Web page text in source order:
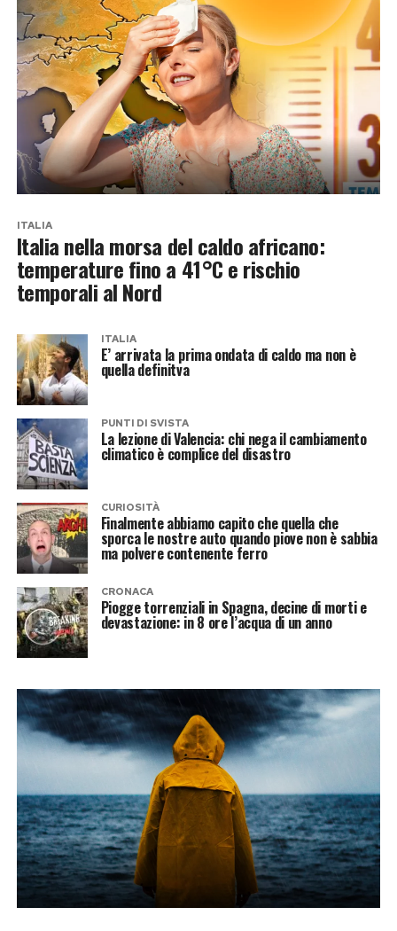
ITALIA
Italia nella morsa del caldo africano:
temperature fino a 41°C e rischio
temporali al Nord
ITALIA
E’ arrivata la prima ondata di caldo ma non è
quella definitva
PUNTI DI SVISTA
La lezione di Valencia: chi nega il cambiamento
climatico è complice del disastro
CURIOSITÀ
Finalmente abbiamo capito che quella che
sporca le nostre auto quando piove non è sabbia
ma polvere contenente ferro
CRONACA
Piogge torrenziali in Spagna, decine di morti e
devastazione: in 8 ore l’acqua di un anno